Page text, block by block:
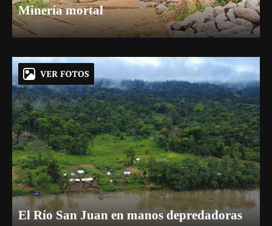
Minería mortal
El Río San Juan en manos depredadoras